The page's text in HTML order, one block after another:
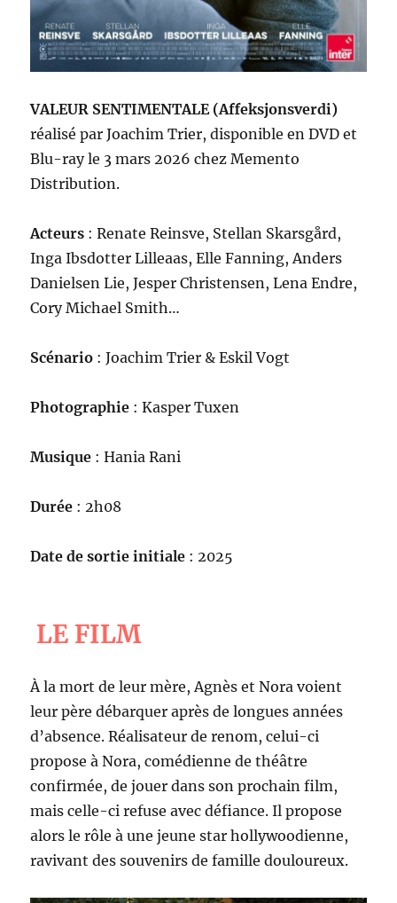
VALEUR SENTIMENTALE (Affeksjonsverdi)
réalisé par Joachim Trier, disponible en DVD et
Blu-ray le 3 mars 2026 chez Memento
Distribution.
Acteurs : Renate Reinsve, Stellan Skarsgård,
Inga Ibsdotter Lilleaas, Elle Fanning, Anders
Danielsen Lie, Jesper Christensen, Lena Endre,
Cory Michael Smith…
Scénario : Joachim Trier & Eskil Vogt
Photographie : Kasper Tuxen
Musique : Hania Rani
Durée : 2h08
Date de sortie initiale : 2025
LE FILM
À la mort de leur mère, Agnès et Nora voient
leur père débarquer après de longues années
d’absence. Réalisateur de renom, celui-ci
propose à Nora, comédienne de théâtre
confirmée, de jouer dans son prochain film,
mais celle-ci refuse avec défiance. Il propose
alors le rôle à une jeune star hollywoodienne,
ravivant des souvenirs de famille douloureux.